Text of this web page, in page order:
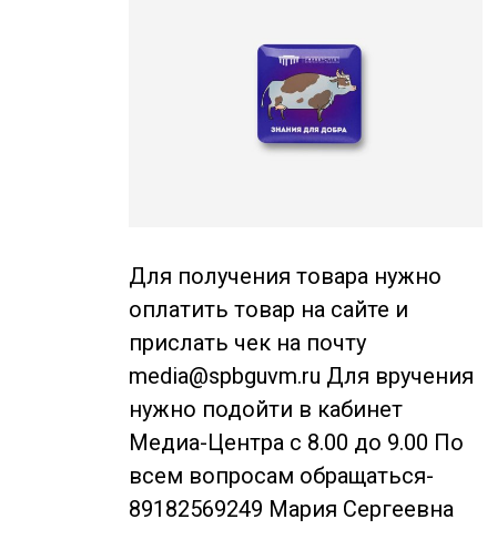
Для получения товара нужно
оплатить товар на сайте и
прислать чек на почту
media@spbguvm.ru Для вручения
нужно подойти в кабинет
Медиа-Центра с 8.00 до 9.00 По
всем вопросам обращаться-
89182569249 Мария Сергеевна